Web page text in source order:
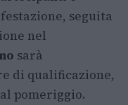
seguita
nel
sarà
di qualificazione,
pomeriggio.